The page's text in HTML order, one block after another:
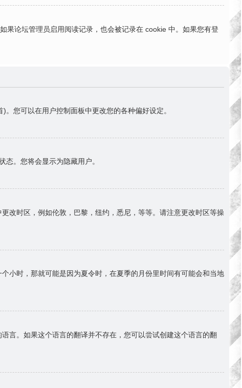
果论坛管理员启用阅读记录，也会被记录在 cookie 中。如果您有登
您可以在用户控制面板中更改您的各种偏好设定。
。您将会显示为隐藏用户。
改时区，例如伦敦，巴黎，纽约，悉尼，等等。请注意更改时区等操
小时，那就可能是因为夏令时，在夏季的月份里时间有可能会和当地
言。如果这个语言的翻译并不存在，您可以尝试创建这个语言的翻